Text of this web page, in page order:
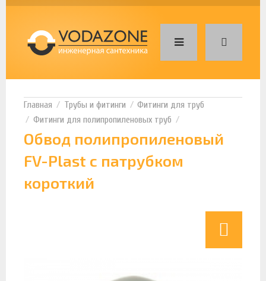
Трубы и фитинги
Фитинги для труб
Фитинги для полипропиленовых труб
Обвод полипропиленовый
FV-Plast с патрубком
короткий